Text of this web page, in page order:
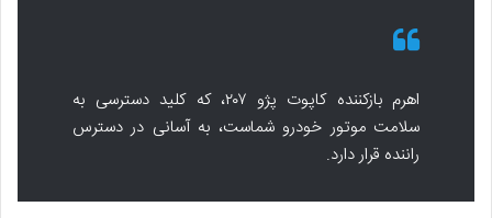
اهرم بازکننده کاپوت پژو ۲۰۷، که کلید دسترسی به
سلامت موتور خودرو شماست، به آسانی در دسترس
راننده قرار دارد.